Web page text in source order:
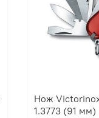
Нож
1.3773 (91 мм)